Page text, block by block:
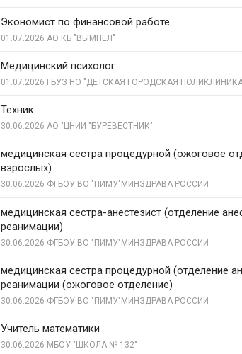
Экономист по финансовой работе
01.07.2026 АО КБ "ВЫМПЕЛ"
Медицинский психолог
01.07.2026 ГБУЗ НО "ДЕТСКАЯ ГОРОДСКАЯ
Техник
30.06.2026 АО "ЦНИИ "БУРЕВЕСТНИК"
медицинская сестра процедурной (ожоговое
взрослых)
30.06.2026 ФГБОУ ВО "ПИМУ"МИНЗДРАВА РОССИИ
медицинская сестра-анестезист (отделение
реанимации)
30.06.2026 ФГБОУ ВО "ПИМУ"МИНЗДРАВА РОССИИ
медицинская сестра процедурной (отделение
реанимации (ожоговое отделение)
30.06.2026 ФГБОУ ВО "ПИМУ"МИНЗДРАВА РОССИИ
Учитель математики
30.06.2026 МБОУ "ШКОЛА № 132"